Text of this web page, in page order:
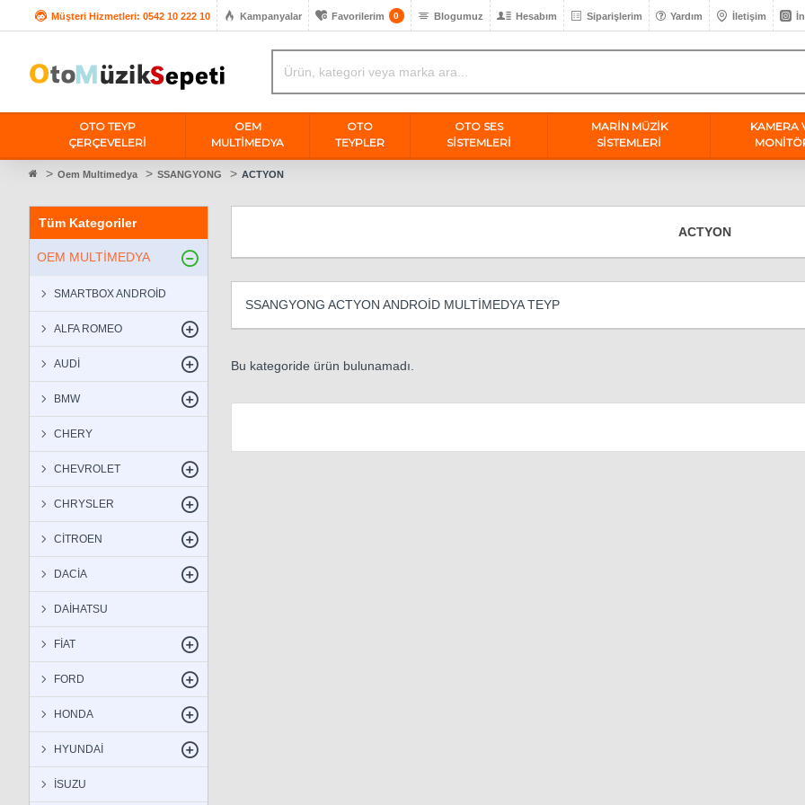
Müşteri Hizmetleri: 0542 10 222 10 Kampanyalar Favorilerim 0 Blogumuz Hesabım Siparişlerim Yardım İletişim
OTO TEYP
ÇERÇEVELERİ
OEM
MULTIMEDYA
OTO
TEYPLER
OTO SES
SISTEMLERI
MARİN MÜZİK
SİSTEMLERİ
KAMERA
Oem Multimedya SSANGYONG ACTYON
Tüm Kategoriler
OEM MULTİMEDYA
SMARTBOX ANDROİD
ALFA ROMEO
AUDİ
BMW
CHERY
CHEVROLET
CHRYSLER
CİTROEN
DACİA
DAİHATSU
FİAT
FORD
HONDA
HYUNDAİ
İSUZU
ACTYON
SSANGYONG ACTYON ANDROİD MULTİMEDYA TEYP
Bu kategoride ürün bulunamadı.